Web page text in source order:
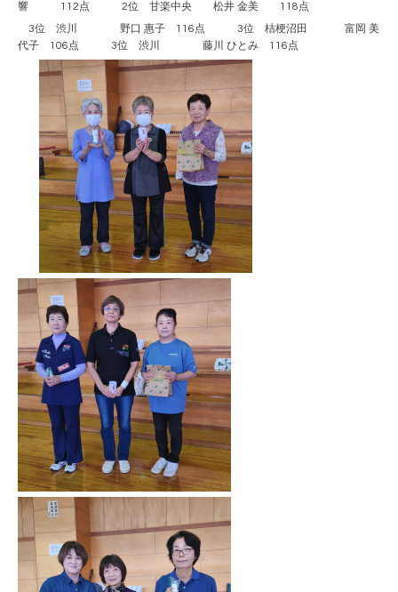
響 112点 2位 甘楽中央 松井 金美 118点
3位 渋川 野口 惠子 116点 3位 桔梗沼田 富岡 美
代子 106点 3位 渋川 藤川 ひとみ 116点